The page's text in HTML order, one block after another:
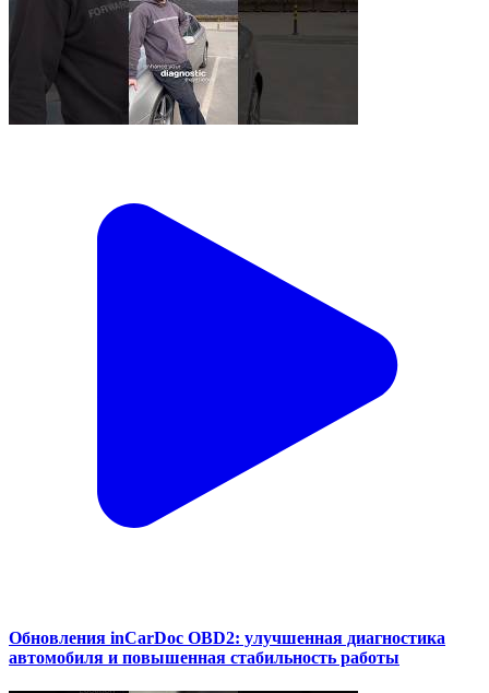
Обновления inCarDoc OBD2: улучшенная диагностика
автомобиля и повышенная стабильность работы